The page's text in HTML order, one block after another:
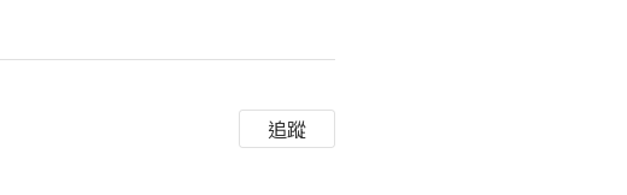
追蹤